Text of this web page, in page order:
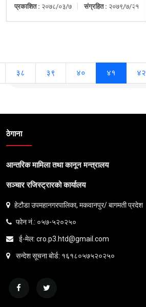
प्रकाशित : २०७८/०३/७ संग्रहित : २०७९/७/२१
३८ ३९ ४० ४१ ४२
ठेगाना
आन्तरिक मामिला तथा कानून मन्त्रालय
सञ्चार रजिस्ट्रारको कार्यालय
हेटौडा उपमहानगरपालिका, मकवानपुर/ बागमती प्रदेश
फोन नं.: ०५७-५२०२५०
ई-मेल: cro.p3.htd@gmail.com
सन्देश सूचना बोर्ड: १६१८०५७५२०२५०